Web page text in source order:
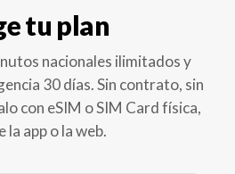
tu plan
nacionales ilimitados y
30 días. Sin contrato, sin
con eSIM o SIM Card física,
la app o la web.